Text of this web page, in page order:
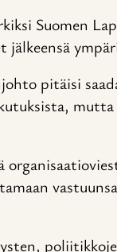
Suomen
jälkeensä
pitäisi